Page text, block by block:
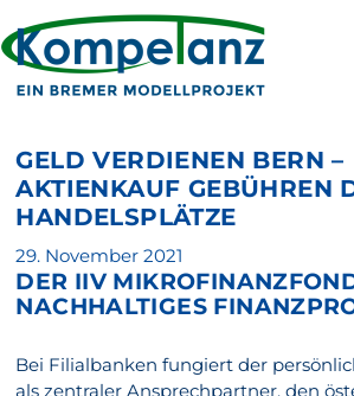
GELD VERDIENEN BERN –
AKTIENKAUF GEBÜHREN
HANDELSPLÄTZE
Veröffentlicht
am
29. November 2021
DER IIV
NACHHALTIGES
Bei Filialbanken fungiert der
als zentraler Ansprechpartner, den